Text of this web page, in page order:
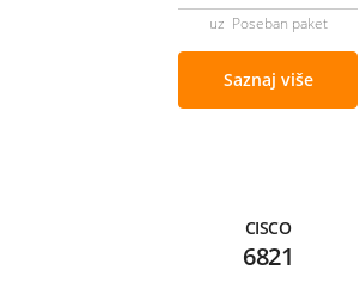
uz Poseban paket
Saznaj više
CISCO
6821